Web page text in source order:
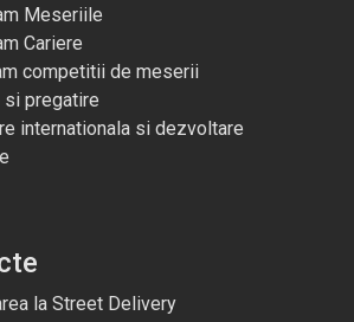
Meseriile
Cariere
competitii de meserii
si pregatire
internationala si dezvoltare
la Street Delivery